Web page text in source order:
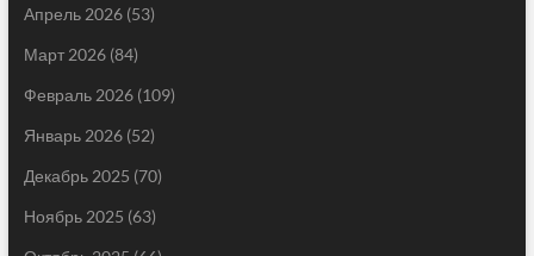
Апрель 2026(53)
Март 2026(84)
Февраль 2026(109)
Январь 2026(52)
Декабрь 2025 (70)
Ноябрь 2025 (63)